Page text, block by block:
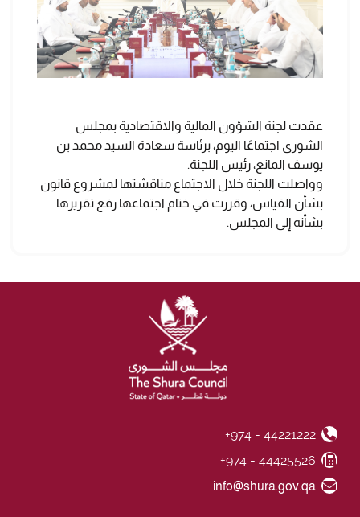
عقدت لجنة الشؤون المالية والاقتصادية بمجلس
الشورى اجتماعًا اليوم، برئاسة سعادة السيد محمد بن
يوسف المانع، رئيس اللجنة.
وواصلت اللجنة خلال الاجتماع مناقشتها لمشروع قانون
بشأن القياس، وقررت في ختام اجتماعها رفع تقريرها
بشأنه إلى المجلس.
Phone Number
+974 - 44221222
Fax Number
+974 - 44425526
Email ID
info@shura.gov.qa